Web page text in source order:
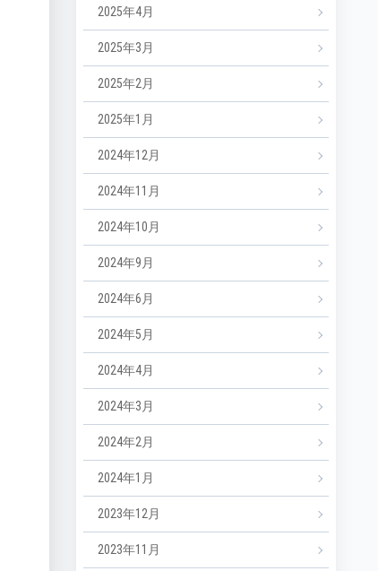
2025年4月
2025年3月
2025年2月
2025年1月
2024年12月
2024年11月
2024年10月
2024年9月
2024年6月
2024年5月
2024年4月
2024年3月
2024年2月
2024年1月
2023年12月
2023年11月